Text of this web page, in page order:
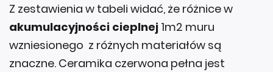
Z zestawienia w tabeli widać, że różnice w
akumulacyjności cieplnej 1m2 muru
wzniesionego z różnych materiałów są
znaczne. Ceramika czerwona pełna jest